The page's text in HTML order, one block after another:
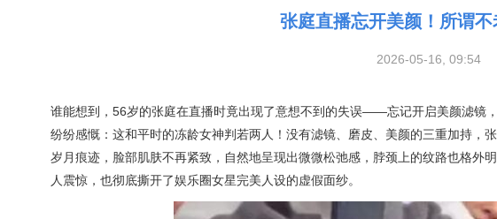
张庭直播忘开美颜！所谓
2026-05-16, 09:54
谁能想到，56岁的张庭在直播时竟出现了意想不到的失误——忘记开启美颜滤镜
纷纷感慨：这和平时的冻龄女神判若两人！没有滤镜、磨皮、美颜的三重加持，
岁月痕迹，脸部肌肤不再紧致，自然地呈现出微微松弛感，脖颈上的纹路也格外
人震惊，也彻底撕开了娱乐圈女星完美人设的虚假面纱。